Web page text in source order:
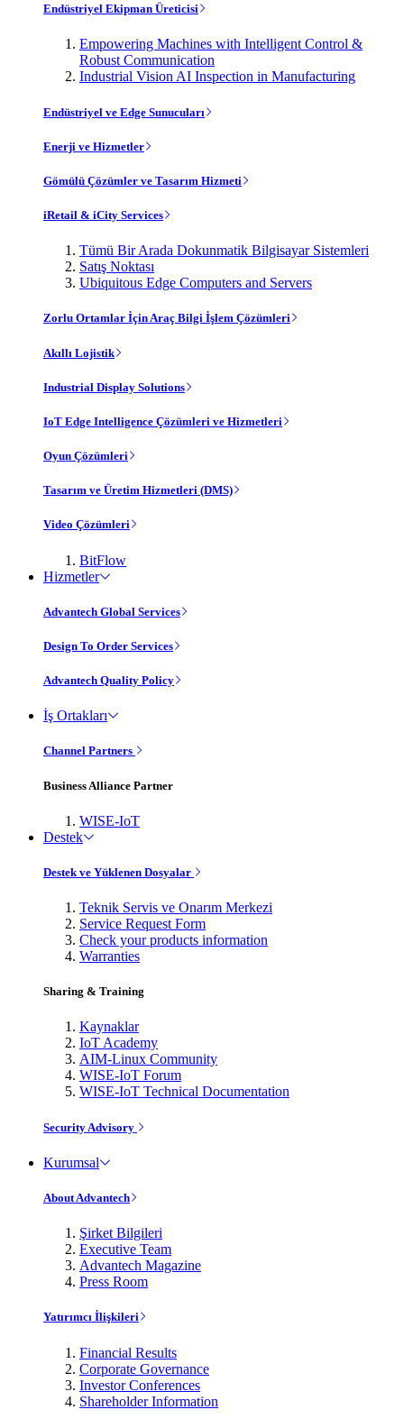
Endüstriyel Ekipman Üreticisi
Empowering Machines with Intelligent Control &
Robust Communication
Industrial Vision AI Inspection in Manufacturing
Endüstriyel ve Edge Sunucuları
Enerji ve Hizmetler
Gömülü Çözümler ve Tasarım Hizmeti
iRetail & iCity Services
Tümü Bir Arada Dokunmatik Bilgisayar Sistemleri
Satış Noktası
Ubiquitous Edge Computers and Servers
Zorlu Ortamlar İçin Araç Bilgi İşlem Çözümleri
Akıllı Lojistik
Industrial Display Solutions
IoT Edge Intelligence Çözümleri ve Hizmetleri
Oyun Çözümleri
Tasarım ve Üretim Hizmetleri (DMS)
Video Çözümleri
BitFlow
Hizmetler
Advantech Global Services
Design To Order Services
Advantech Quality Policy
İş Ortakları
Channel Partners
Business Alliance Partner
WISE-IoT
Destek
Destek ve Yüklenen Dosyalar
Teknik Servis ve Onarım Merkezi
Service Request Form
Check your products information
Warranties
Sharing & Training
Kaynaklar
IoT Academy
AIM-Linux Community
WISE-IoT Forum
WISE-IoT Technical Documentation
Security Advisory
Kurumsal
About Advantech
Şirket Bilgileri
Executive Team
Advantech Magazine
Press Room
Yatırımcı İlişkileri
Financial Results
Corporate Governance
Investor Conferences
Shareholder Information